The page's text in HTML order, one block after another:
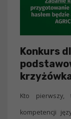
Konkurs
Kto pierwszy,
kompetencji